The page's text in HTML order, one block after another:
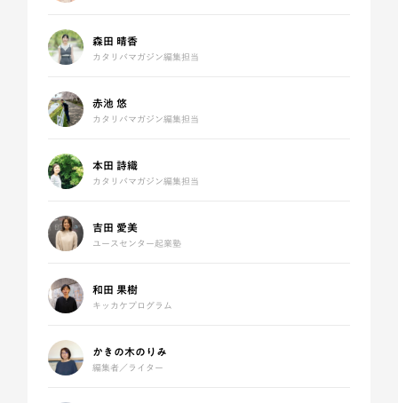
森田 晴香
カタリバマガジン編集担当
赤池 悠
カタリバマガジン編集担当
本田 詩織
カタリバマガジン編集担当
吉田 愛美
ユースセンター起業塾
和田 果樹
キッカケプログラム
かきの木のりみ
編集者／ライター